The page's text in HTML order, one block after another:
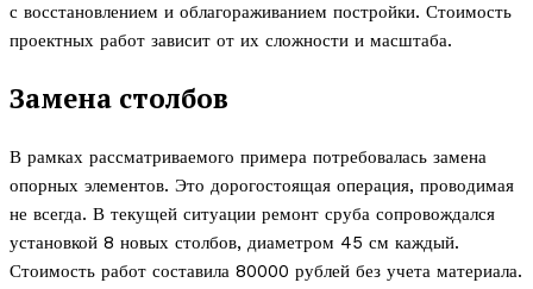
с восстановлением и облагораживанием постройки. Стоимость
проектных работ зависит от их сложности и масштаба.
Замена столбов
В рамках рассматриваемого примера потребовалась замена
опорных элементов. Это дорогостоящая операция, проводимая
не всегда. В текущей ситуации ремонт сруба сопровождался
установкой 8 новых столбов, диаметром 45 см каждый.
Стоимость работ составила 80000 рублей без учета материала.